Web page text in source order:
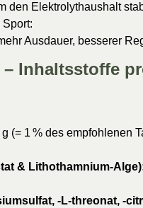
den Elektrolythaushalt
Ausdauer, besserer
– Inhaltsstoffe
g (= 1 % des empfohlenen
& Lithothamnium-
-L-threonat, -